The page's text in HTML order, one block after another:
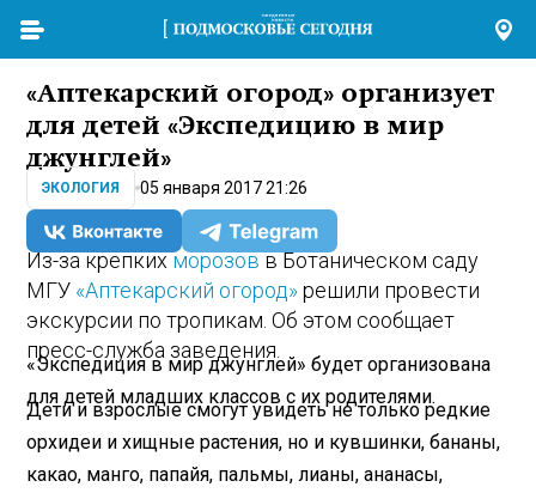
«Аптекарский огород» организует
для детей «Экспедицию в мир
джунглей»
ЭКОЛОГИЯ 05 января 2017 21:26
Из-за крепкихморозовв Ботаническом саду
МГУ «Аптекарский огород»решили провести
экскурсии по тропикам. Об этом сообщает
пресс-служба заведения.
«Экспедиция в мир джунглей» будет организована
для детей младших классов с их родителями.
Дети и взрослые смогут увидеть не только редкие
орхидеи и хищные растения, но и кувшинки, бананы,
какао, манго, папайя, пальмы, лианы, ананасы,